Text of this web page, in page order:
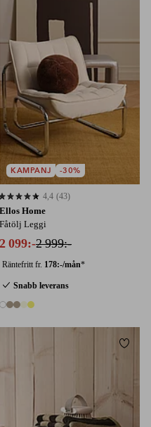
Ellos Home
Fåtölj Leggi
2 099:-2 999:-
Räntefritt fr. 178:-/mån*
Snabb leverans
5 färger
baserat på 43 st betyg
4,4 (43)
KAMPANJ -30%
i favoriter